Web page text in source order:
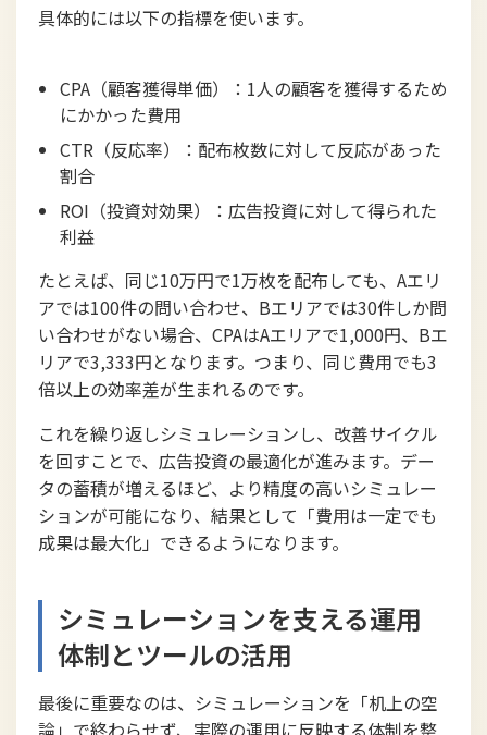
具体的には以下の指標を使います。
CPA（顧客獲得単価）：1人の顧客を獲得するため
にかかった費用
CTR（反応率）：配布枚数に対して反応があった
割合
ROI（投資対効果）：広告投資に対して得られた
利益
たとえば、同じ10万円で1万枚を配布しても、Aエリ
アでは100件の問い合わせ、Bエリアでは30件しか問
い合わせがない場合、CPAはAエリアで1,000円、Bエ
リアで3,333円となります。つまり、同じ費用でも3
倍以上の効率差が生まれるのです。
これを繰り返しシミュレーションし、改善サイクル
を回すことで、広告投資の最適化が進みます。デー
タの蓄積が増えるほど、より精度の高いシミュレー
ションが可能になり、結果として「費用は一定でも
成果は最大化」できるようになります。
シミュレーションを支える運用
体制とツールの活用
最後に重要なのは、シミュレーションを「机上の空
論」で終わらせず、実際の運用に反映する体制を整